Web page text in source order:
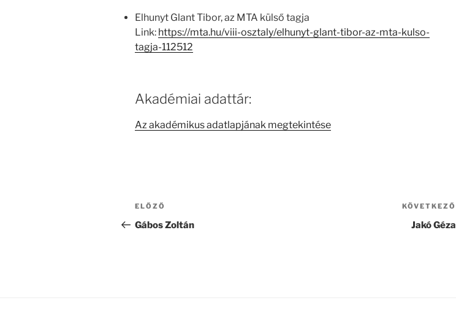
Elhunyt Glant Tibor, az MTA külső tagja
Link: https://mta.hu/viii-osztaly/elhunyt-glant-tibor-az-mta-kulso-
tagja-112512
Akadémiai adattár:
Az akadémikus adatlapjának megtekintése
Bejegyzés
navigáció
Korábbi
bejegyzés
ELŐZŐ
Gábos Zoltán
KÖVETKEZŐ
Jakó Géza